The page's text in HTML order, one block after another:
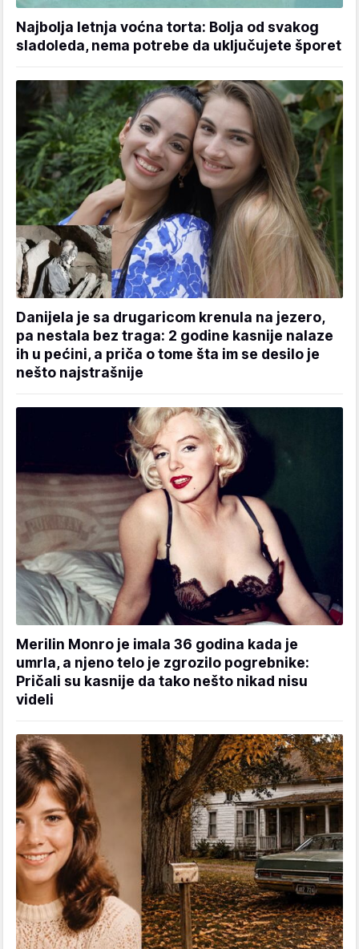
Najbolja letnja voćna torta: Bolja od svakog
sladoleda, nema potrebe da uključujete šporet
Danijela je sa drugaricom krenula na jezero,
pa nestala bez traga: 2 godine kasnije nalaze
ih u pećini, a priča o tome šta im se desilo je
nešto najstrašnije
Merilin Monro je imala 36 godina kada je
umrla, a njeno telo je zgrozilo pogrebnike:
Pričali su kasnije da tako nešto nikad nisu
videli